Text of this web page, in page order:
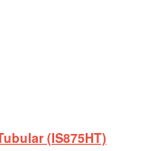
(IS875HT)